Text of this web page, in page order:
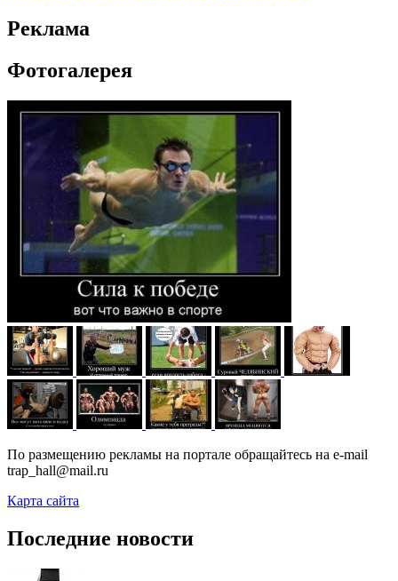
Реклама
Фотогалерея
По размещению рекламы на портале обращайтесь на e-mail
trap_hall@mail.ru
Карта сайта
Последние новости